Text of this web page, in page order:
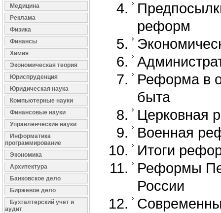
Медицина
Реклама
Физика
Финансы
Химия
Экономическая теория
Юриспруденция
Юридическая наука
Компьютерные науки
Финансовые науки
Управленческие науки
Информатика
программирование
Экономика
Архитектура
Банковское дело
Биржевое дело
Бухгалтерский учет и
аудит
реформ
Реформа в
быта
Церковная
Военная
Итоги
Реформы
России